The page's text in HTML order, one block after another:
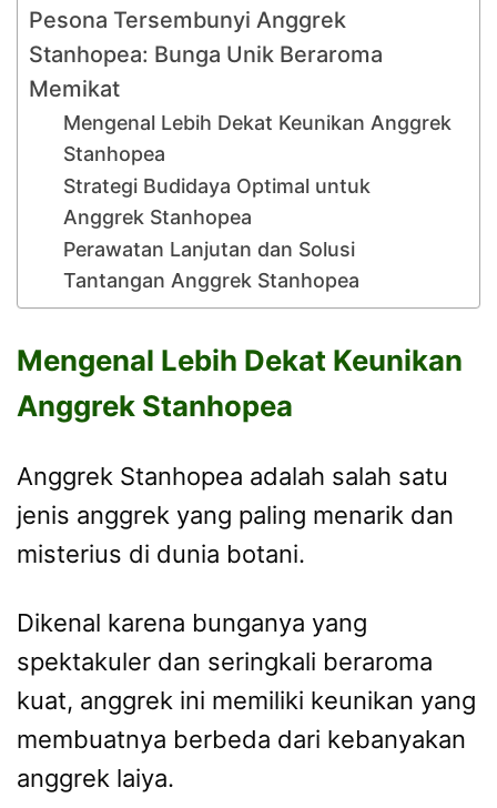
Pesona Tersembunyi Anggrek
Stanhopea: Bunga Unik Beraroma
Memikat
Mengenal Lebih Dekat Keunikan Anggrek
Stanhopea
Strategi Budidaya Optimal untuk
Anggrek Stanhopea
Perawatan Lanjutan dan Solusi
Tantangan Anggrek Stanhopea
Mengenal Lebih Dekat Keunikan
Anggrek Stanhopea
Anggrek Stanhopea adalah salah satu
jenis anggrek yang paling menarik dan
misterius di dunia botani.
Dikenal karena bunganya yang
spektakuler dan seringkali beraroma
kuat, anggrek ini memiliki keunikan yang
membuatnya berbeda dari kebanyakan
anggrek laiya.